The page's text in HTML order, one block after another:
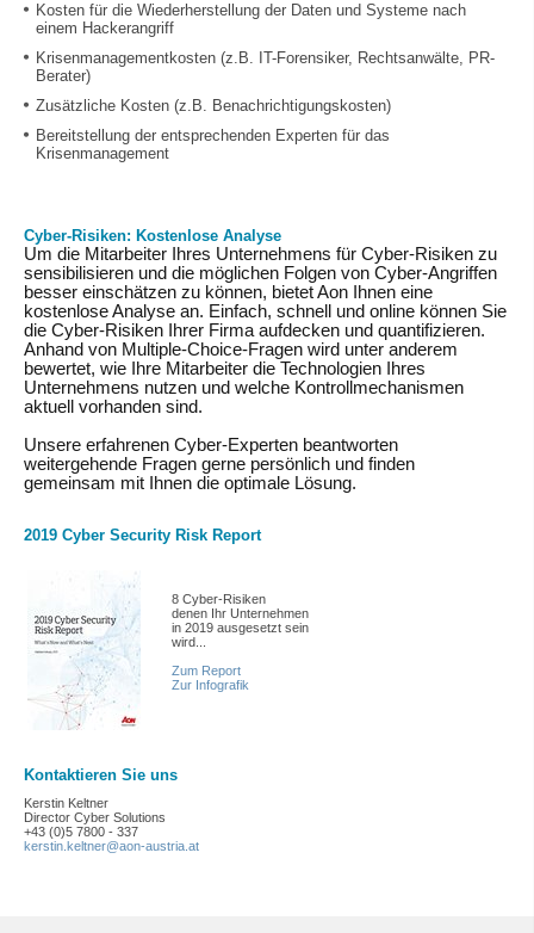
Kosten für die Wiederherstellung der Daten und Systeme nach
einem Hackerangriff
Krisenmanagementkosten (z.B. IT-Forensiker, Rechtsanwälte, PR-
Berater)
Zusätzliche Kosten (z.B. Benachrichtigungskosten)
Bereitstellung der entsprechenden Experten für das
Krisenmanagement
Cyber-Risiken: Kostenlose Analyse
Um die Mitarbeiter Ihres Unternehmens für Cyber-Risiken zu
sensibilisieren und die möglichen Folgen von Cyber-Angriffen
besser einschätzen zu können, bietet Aon Ihnen eine
kostenlose Analyse an. Einfach, schnell und online können Sie
die Cyber-Risiken Ihrer Firma aufdecken und quantifizieren.
Anhand von Multiple-Choice-Fragen wird unter anderem
bewertet, wie Ihre Mitarbeiter die Technologien Ihres
Unternehmens nutzen und welche Kontrollmechanismen
aktuell vorhanden sind.
Unsere erfahrenen Cyber-Experten beantworten
weitergehende Fragen gerne persönlich und finden
gemeinsam mit Ihnen die optimale Lösung.
2019 Cyber Security Risk Report
8 Cyber-Risiken
denen Ihr Unternehmen
in 2019 ausgesetzt sein
wird...
Zum Report
Zur Infografik
Kontaktieren Sie uns
Kerstin Keltner
Director Cyber Solutions
+43 (0)5 7800 - 337
kerstin.keltner@aon-austria.at